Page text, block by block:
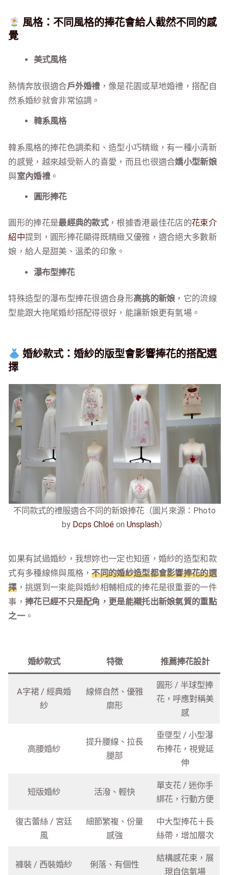
風格：不同風格的捧花會給人截然不同的感
覺
美式風格
熱情奔放很適合戶外婚禮，像是花園或草地婚禮，搭配自
然系婚紗就會非常協調。
韓系風格
韓系風格的捧花色調柔和、造型小巧精緻，有一種小清新
的感覺，越來越受新人的喜愛，而且也很適合嬌小型新娘
與室內婚禮。
圓形捧花
圓形的捧花是最經典的款式，根據香港最佳花店的花束介
紹中提到，圓形捧花顯得既精緻又優雅，適合絕大多數新
娘，給人是甜美、溫柔的印象。
瀑布型捧花
特殊造型的瀑布型捧花很適合身形高挑的新娘 ，它的流線
型能跟大拖尾婚紗搭配得很好，能讓新娘更有氣場。
婚紗款式：婚紗的版型會影響捧花的搭配選
擇
不同款式的禮服適合不同的新娘捧花（圖片來源：Photo
by Dcps Chloé on Unsplash）
如果有試過婚紗，我想妳也一定也知道，婚紗的造型和款
式有多種線條與風格，不同的婚紗造型都會影響捧花的選
擇，挑選到一束能與婚紗相輔相成的捧花是很重要的一件
事，捧花已經不只是配角，更是能襯托出新娘氣質的重點
之一。
婚紗款式 特徵 推薦捧花設計
A字裙 / 經典婚
紗
線條自然、優雅
廓形
圓形 / 半球型捧
花，呼應對稱美
感
高腰婚紗
提升腰線、拉長
腿部
垂墜型 / 小型瀑
布捧花，視覺延
伸
短版婚紗 活潑、輕快
單支花 / 迷你手
綁花，行動方便
復古蕾絲 / 宮廷
風
細節繁複、份量
感強
中大型捧花＋長
絲帶，增加層次
褲裝 / 西裝婚紗 俐落、有個性
結構感花束，展
現自信氣場